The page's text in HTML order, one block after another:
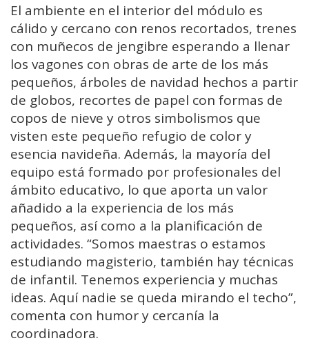
El ambiente en el interior del módulo es
cálido y cercano con renos recortados, trenes
con muñecos de jengibre esperando a llenar
los vagones con obras de arte de los más
pequeños, árboles de navidad hechos a partir
de globos, recortes de papel con formas de
copos de nieve y otros simbolismos que
visten este pequeño refugio de color y
esencia navideña. Además, la mayoría del
equipo está formado por profesionales del
ámbito educativo, lo que aporta un valor
añadido a la experiencia de los más
pequeños, así como a la planificación de
actividades. “Somos maestras o estamos
estudiando magisterio, también hay técnicas
de infantil. Tenemos experiencia y muchas
ideas. Aquí nadie se queda mirando el techo”,
comenta con humor y cercanía la
coordinadora.